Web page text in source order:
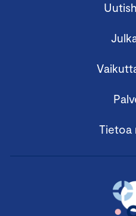
Tietoa